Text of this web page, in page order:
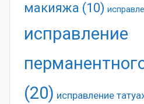
макияжа (10)
исправление
(20) исправление